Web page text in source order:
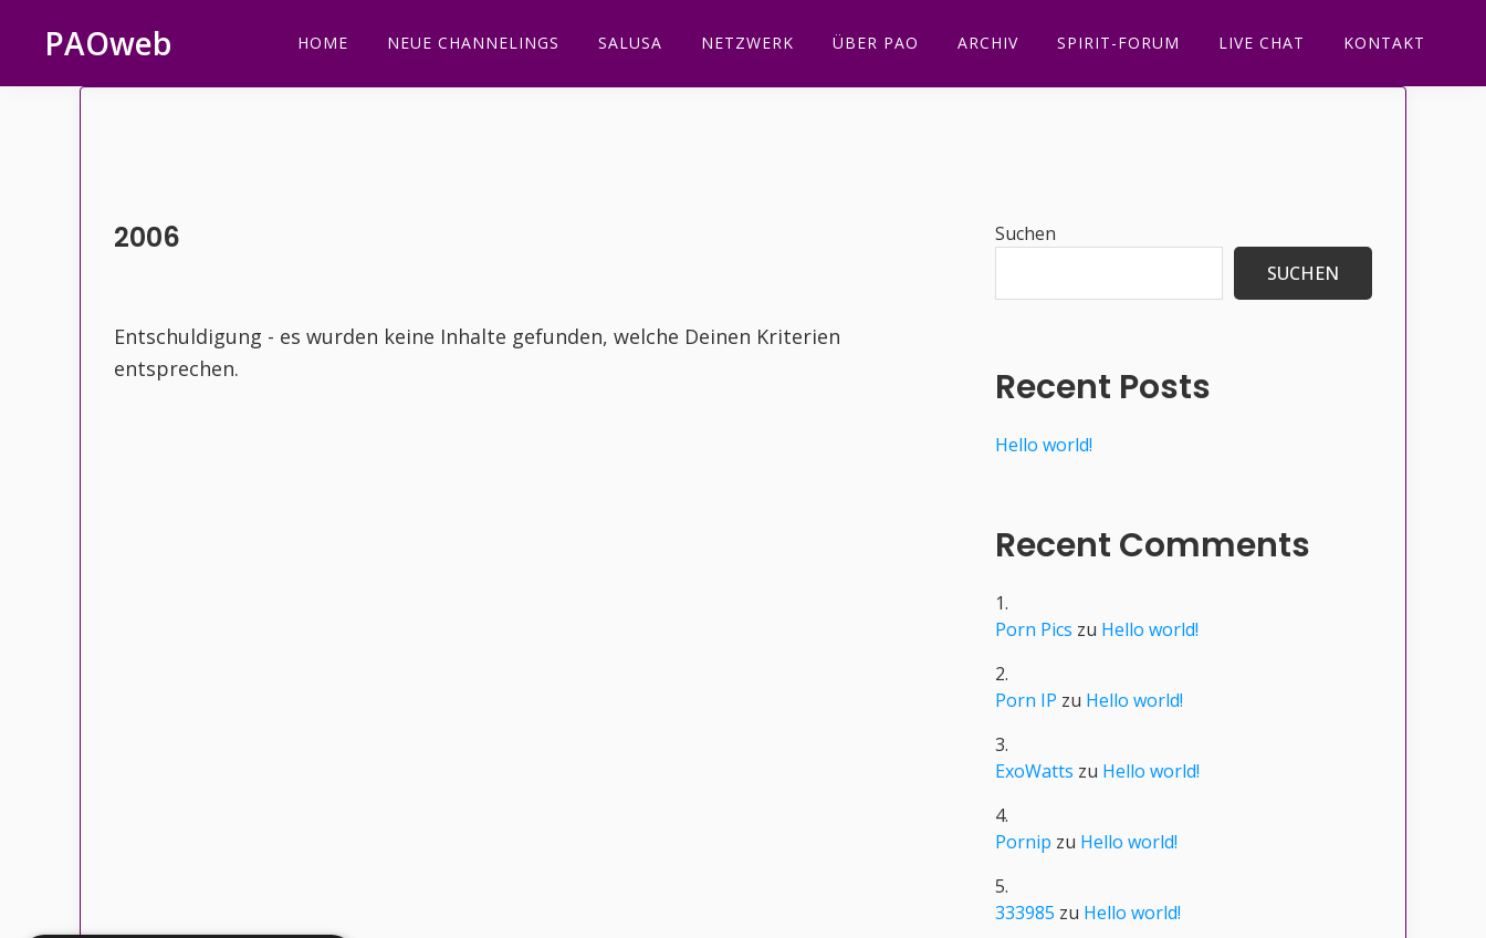
Hauptnavigation
springen
Inhalt
springen
Seitenspalte
springen
Fußzeile
springen
PAOweb HOME NEUE CHANNELINGS SALUSA NETZWERK ÜBER PAO ARCHIV SPIRIT-FORUM LIVE CHAT KONTAKT
2006
Entschuldigung - es wurden keine Inhalte gefunden, welche Deinen Kriterien
entsprechen.
Seitenspalte
Suchen
SUCHEN
Recent Posts
Hello world!
Recent Comments
Porn Pics zu Hello world!
Porn IP zu Hello world!
ExoWatts zu Hello world!
Pornip zu Hello world!
333985 zu Hello world!